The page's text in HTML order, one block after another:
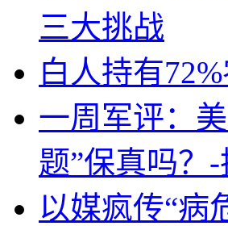
三大挑战
白人持有
一周军评：
题”保真吗？
以媒疯传“病